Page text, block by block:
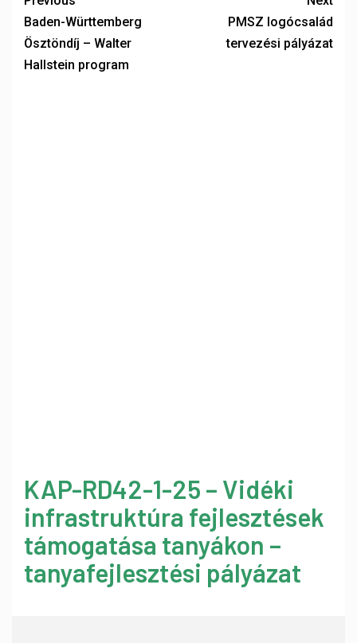
Baden-Württemberg
Ösztöndíj – Walter
Hallstein program
PMSZ logócsalád
tervezési pályázat
KAP-RD42-1-25 – Vidéki
infrastruktúra fejlesztések
támogatása tanyákon –
tanyafejlesztési pályázat